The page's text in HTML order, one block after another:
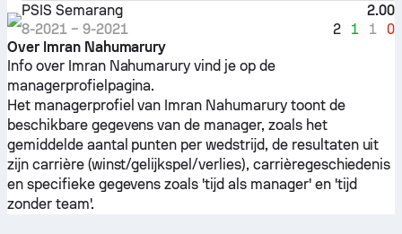
PSIS Semarang
2.00
8-2021– 9-2021 2 1 1
0
Over Imran Nahumarury
Info over Imran Nahumarury vind je op de
managerprofielpagina.
Het managerprofiel van Imran Nahumarury toont de
beschikbare gegevens van de manager, zoals het
gemiddelde aantal punten per wedstrijd, de resultaten uit
zijn carrière (winst/gelijkspel/verlies), carrièregeschiedenis
en specifieke gegevens zoals 'tijd als manager' en 'tijd
zonder team'.